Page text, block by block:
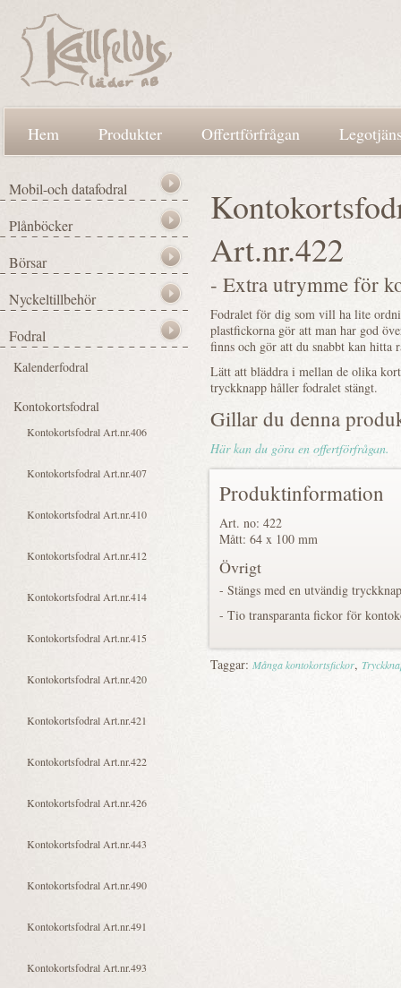
Hem Produkter Offertförfrågan
Art.nr.422
- Extra utrymme för
Fodralet för dig som vill ha lite
plastfickorna gör att man har god
finns och gör att du snabbt kan hitta
Lätt att bläddra i mellan de olika
tryckknapp håller fodralet stängt.
Gillar du denna
Här kan du göra en offertförfrågan.
Produktinformation
Art. no: 422
Mått: 64 x 100 mm
Övrigt
- Stängs med en utvändig
- Tio transparanta fickor för
Taggar: Många kontokortsfickor,